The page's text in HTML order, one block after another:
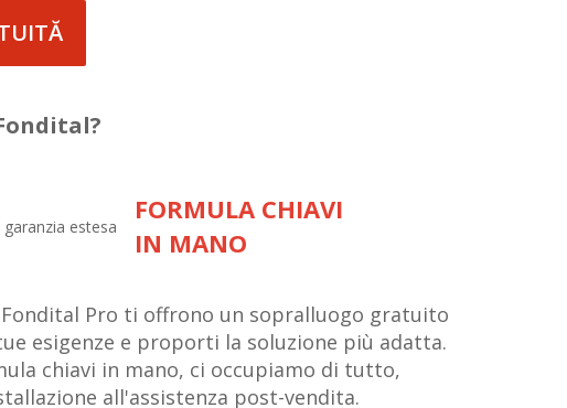
FORMULA CHIAVI
IN MANO
Pro ti offrono un sopralluogo gratuito
esigenze e proporti la soluzione più adatta.
chiavi in mano, ci occupiamo di tutto,
all'assistenza post-vendita.